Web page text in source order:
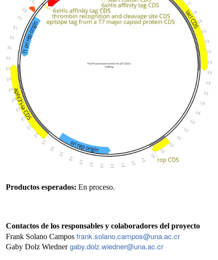
Productos esperados: En proceso.
Contactos de los responsables y colaboradores del proyecto
Frank Solano Campos frank.solano.campos@una.ac.cr
Gaby Dolz Wiednergaby.dolz.wiedner@una.ac.cr